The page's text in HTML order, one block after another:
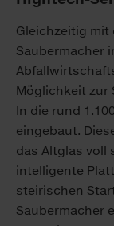
Gleichzeitig
Saubermacher
Möglichkeit zur
In die rund
eingebaut.
das Altglas voll
intelligente
steirischen
Saubermacher